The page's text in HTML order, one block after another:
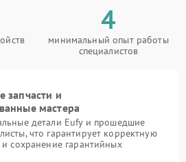
4
минимальный опыт работы
специалистов
запчасти и
мастера
детали Eufy и прошедшие
что гарантирует корректную
сохранение гарантийных